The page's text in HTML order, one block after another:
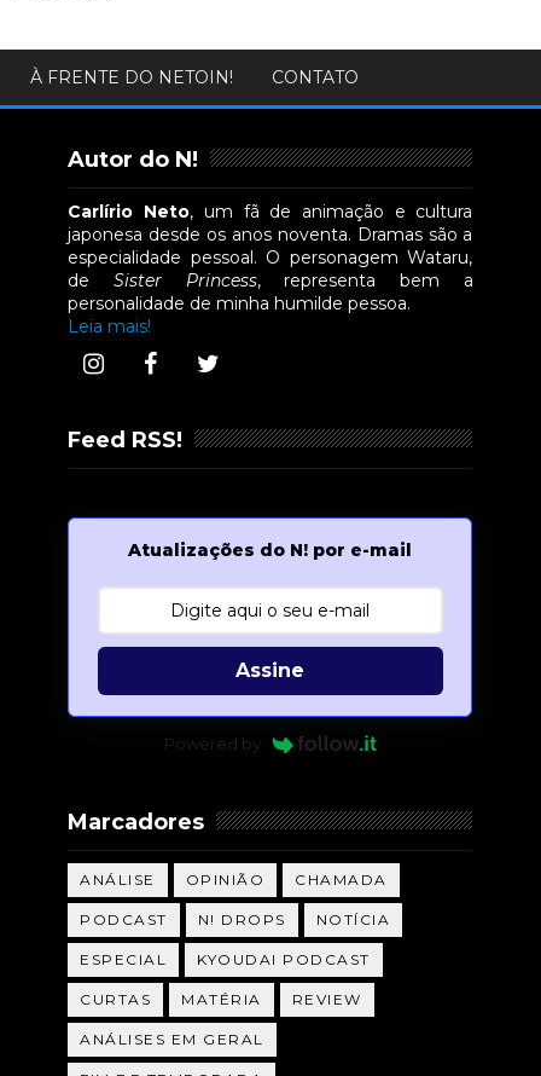
À FRENTE DO NETOIN! CONTATO
Autor do N!
Carlírio Neto, um fã de animação e cultura
japonesa desde os anos noventa. Dramas são a
especialidade pessoal. O personagem Wataru,
deSister Princess, representa bem a
personalidade de minha humilde pessoa.
Leia mais!
Feed RSS!
Atualizações do N! por e-mail
Assine
Powered by
Marcadores
ANÁLISE OPINIÃO CHAMADA
PODCAST N! DROPS NOTÍCIA
ESPECIAL KYOUDAI PODCAST
CURTAS MATÉRIA REVIEW
ANÁLISES EM GERAL